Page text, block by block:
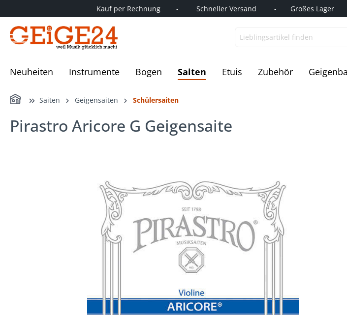
Zur Hauptnavigation springenKauf per Rechnung        -         Schneller Versand         -       Großes Lager
Neuheiten Instrumente Bogen Saiten Etuis Zubehör
Home Saiten Geigensaiten Schülersaiten
Pirastro Aricore G Geigensaite